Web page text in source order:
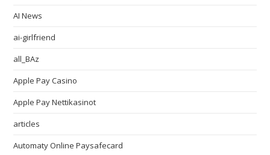
AI News
ai-girlfriend
all_BAz
Apple Pay Casino
Apple Pay Nettikasinot
articles
Automaty Online Paysafecard